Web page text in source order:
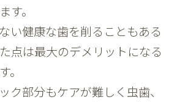
す。
い健康な歯を削ることもある
点は最大のデメリットになる
。
ク部分もケアが難しく虫歯、